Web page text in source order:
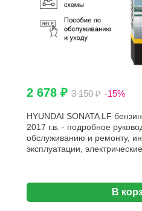
2 678 ₽ 3 150 ₽ -15%
HYUNDAI SONATA LF
2017 г.в. - подробное
обслуживанию и ремонту,
эксплуатации,
В